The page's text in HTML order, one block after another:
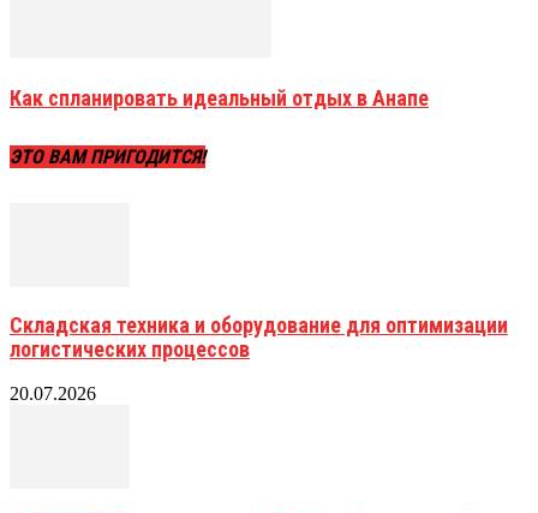
Как спланировать идеальный отдых в Анапе
ЭТО ВАМ ПРИГОДИТСЯ!
Складская техника и оборудование для оптимизации
логистических процессов
20.07.2026